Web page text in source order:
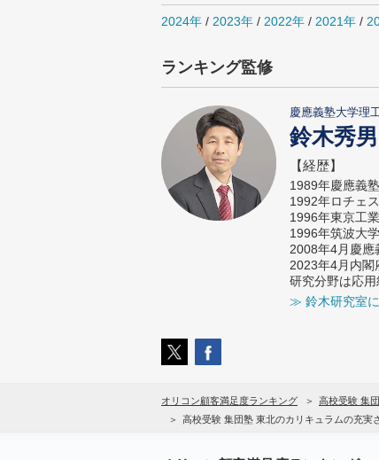
2024年 / 2023年 / 2022年 / 2021年 /
ランキング監修
慶應義塾大学理
鈴木秀男
【経歴】
1989年慶應義
1992年ロチェ
1996年東京工
1996年筑波大
2008年4月慶應
2023年4月内閣
研究分野は応用
≫ 鈴木研究室
オリコン顧客満足度ランキング 高校受験 集
高校受験 集団塾 東北のカリキュラムの充実